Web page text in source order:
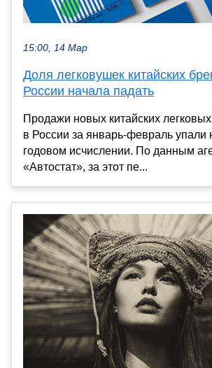
15:00, 14 Мар
Доля легковушек китайских
России начала падать
Продажи новых китайских
в России за январь-февраль упали
годовом исчислении. По данным
«Автостат», за этот пе...